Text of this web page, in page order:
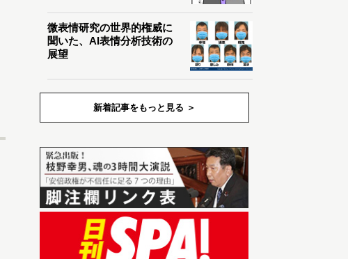
微表情研究の世界的権威に
聞いた、AI表情分析技術の
展望
新着記事をもっと見る